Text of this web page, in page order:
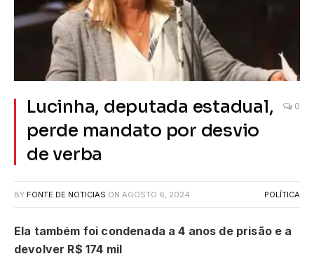
Lucinha, deputada estadual,
perde mandato por desvio
de verba
0
BY FONTE DE NOTICIAS ON AGOSTO 6, 2024 POLÍTICA
Ela também foi condenada a 4 anos de prisão e a
devolver R$ 174 mil